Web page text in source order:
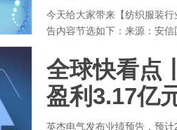
今天给大家带来【纺织服装
告内容节选如下：来源：安
全球快看点
盈利3.17亿
英杰电气发布业绩预告，预